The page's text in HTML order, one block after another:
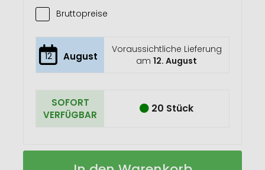
Bruttopreise
12 August
Voraussichtliche Lieferung
am12. August
SOFORT
VERFÜGBAR
20 Stück
Fliesenleger
Auf